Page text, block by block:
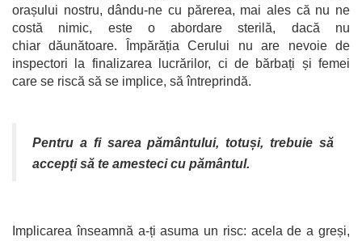
orașului nostru, dându-ne cu părerea, mai ales că nu ne
costă nimic, este o abordare sterilă, dacă nu
chiar dăunătoare. Împărăția Cerului nu are nevoie de
inspectori la finalizarea lucrărilor, ci de bărbați și femei
care se riscă să se implice, să întreprindă.
Pentru a fi sarea pământului, totuși, trebuie să
accepți să te amesteci cu pământul.
Implicarea înseamnă a-ți asuma un risc: acela de a greși,